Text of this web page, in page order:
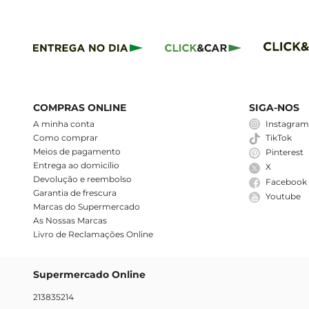
COMPRAS ONLINE
A minha conta
Como comprar
Meios de pagamento
Entrega ao domicílio
Devolução e reembolso
Garantia de frescura
Marcas do Supermercado
As Nossas Marcas
Livro de Reclamações Online
SIGA-NOS
Instagram
TikTok
Pinterest
X
Facebook
Youtube
Supermercado Online
213835214